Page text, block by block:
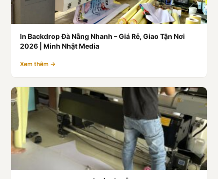
In Backdrop Đà Nẵng Nhanh – Giá Rẻ, Giao Tận Nơi
2026 | Minh Nhật Media
Xem thêm →